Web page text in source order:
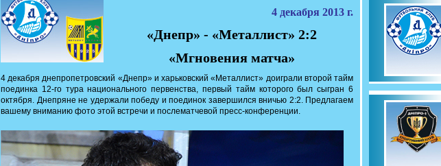
4 декабря 2013 г.
«Днепр» - «Металлист» 2:2
«Мгновения матча»
4 декабря днепропетровский «Днепр» и харьковский «Металлист» доиграли второй тайм
поединка 12-го тура национального первенства, первый тайм которого был сыгран 6
октября. Днепряне не удержали победу и поединок завершился вничью 2:2. Предлагаем
вашему вниманию фото этой встречи и послематчевой пресс-конференции.